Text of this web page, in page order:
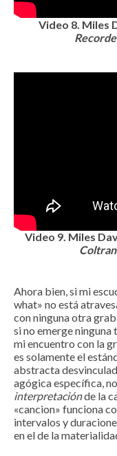
Video 8. Miles
Video 9. Miles
Ahora bien, si mi
what» no está
con ninguna otra
si no emerge
mi encuentro con la
es solamente el
abstracta
agógica específica,
interpretaciónde la
«cancion» funciona
intervalos y
en el de la